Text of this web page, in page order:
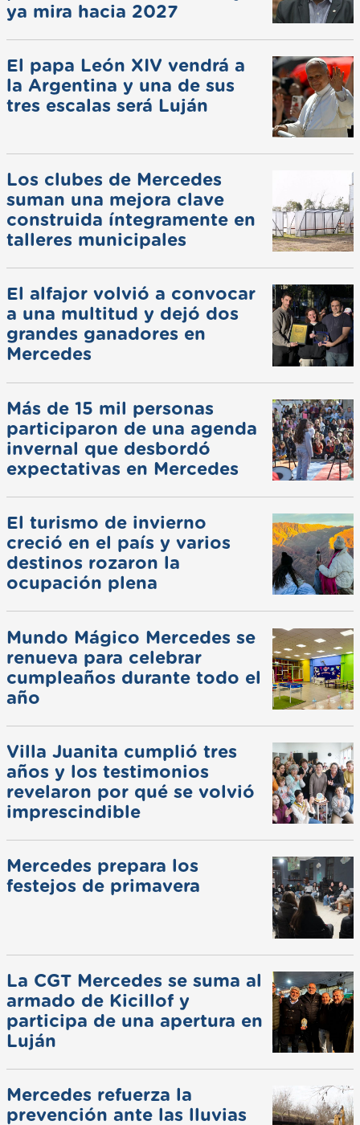
ya mira hacia 2027
El papa León XIV vendrá a
la Argentina y una de sus
tres escalas será Luján
Los clubes de Mercedes
suman una mejora clave
construida íntegramente en
talleres municipales
El alfajor volvió a convocar
a una multitud y dejó dos
grandes ganadores en
Mercedes
Más de 15 mil personas
participaron de una agenda
invernal que desbordó
expectativas en Mercedes
El turismo de invierno
creció en el país y varios
destinos rozaron la
ocupación plena
Mundo Mágico Mercedes se
renueva para celebrar
cumpleaños durante todo el
año
Villa Juanita cumplió tres
años y los testimonios
revelaron por qué se volvió
imprescindible
Mercedes prepara los
festejos de primavera
La CGT Mercedes se suma al
armado de Kicillof y
participa de una apertura en
Luján
Mercedes refuerza la
prevención ante las lluvias